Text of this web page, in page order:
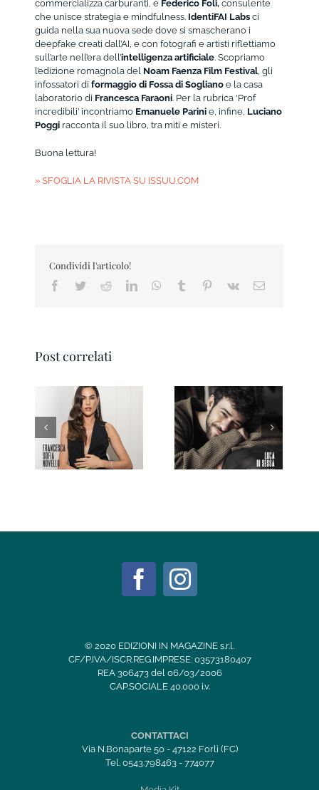
commercializza carburanti, e Federico Foli, consulente
che unisce strategia e mindfulness. IdentiFAI Labs ci
guida nella sua nuova sede dove si smascherano i
deepfake creati dall’AI, e con fotografi e artisti riflettiamo
sull’arte nell’era dell’intelligenza artificiale. Scopriamo
l’edizione romagnola del Noam Faenza Film Festival, gli
infossatori diformaggio di Fossa di Sogliano e la casa
laboratorio di Francesca Faraoni. Per la rubrica ‘Prof
incredibili’ incontriamo Emanuele Parini e, infine, Luciano
Poggi racconta il suo libro, tra miti e misteri.
Buona lettura!
» SFOGLIA LA RIVISTA SU ISSUU.COM
Condividi l'articolo!
Facebook
TwitterRedditLinkedInWhatsApp
Tumblr Pinterest
Vk Email
Post correlati
Pesaro IN Magazine
01 2026
Ravenna IN
Magazine 3/2026
© 2020 EDIZIONI IN MAGAZINE s.r.l.
CF/P.IVA/ISCR.REG.IMPRESE: 03573180407
REA 306473 del 06/03/2006
CAP.SOCIALE 40.000 i.v.
CONTATTACI
Via N.Bonaparte 50 - 47122 Forlì (FC)
Tel. 0543.798463 - 774077